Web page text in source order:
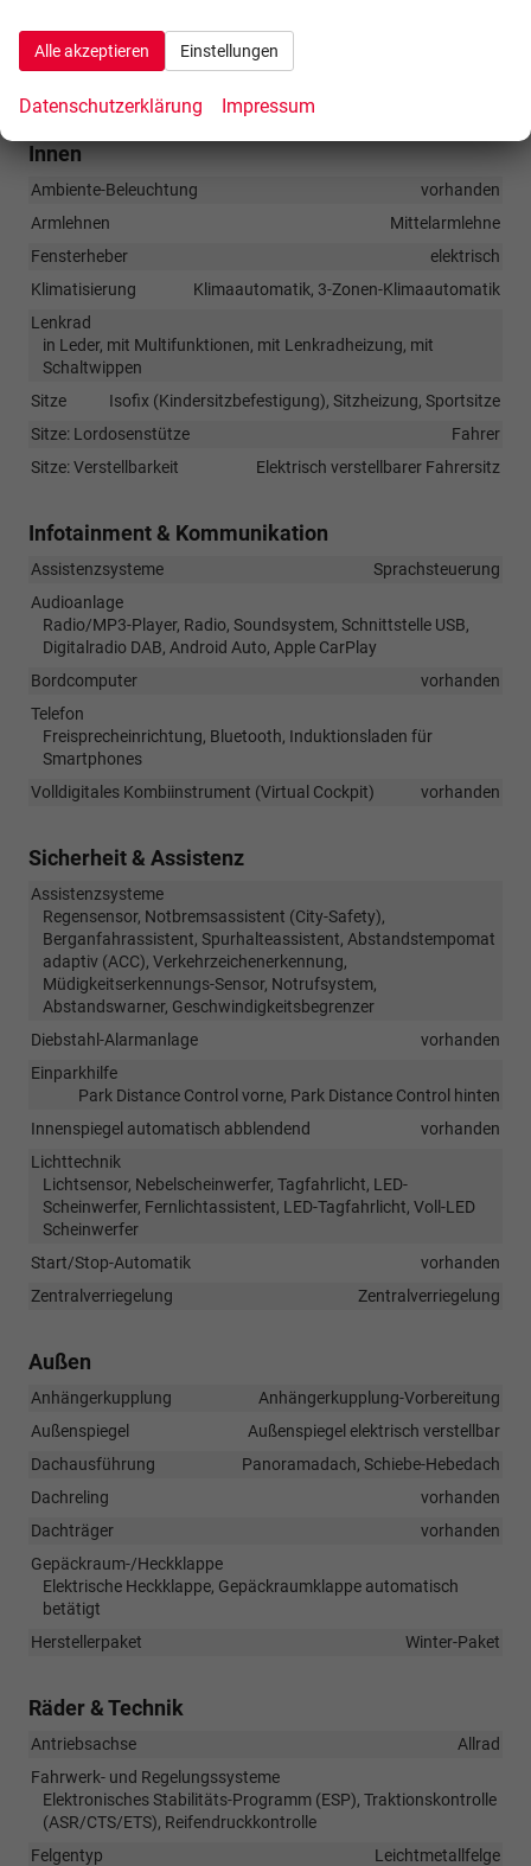
Umfeldbeobachtungssystem (Front assist) mit City-
Anlage
Innen
Ambiente-Beleuchtung
vorhanden
Armlehnen
Mittelarmlehne
Fensterheber
elektrisch
Klimatisierung
Klimaautomatik, 3-Zonen-Klimaautomatik
Lenkrad
in Leder, mit Multifunktionen, mit Lenkradheizung, mit
Schaltwippen
Sitze
Isofix (Kindersitzbefestigung), Sitzheizung, Sportsitze
Sitze: Lordosenstütze
Fahrer
Sitze: Verstellbarkeit
Elektrisch verstellbarer Fahrersitz
Infotainment & Kommunikation
Assistenzsysteme
Sprachsteuerung
Audioanlage
Radio/MP3-Player, Radio, Soundsystem, Schnittstelle USB,
Digitalradio DAB, Android Auto, Apple CarPlay
Bordcomputer
vorhanden
Telefon
Freisprecheinrichtung, Bluetooth, Induktionsladen für
Smartphones
Volldigitales Kombiinstrument (Virtual Cockpit)
vorhanden
Sicherheit & Assistenz
Assistenzsysteme
Regensensor, Notbremsassistent (City-Safety),
Berganfahrassistent, Spurhalteassistent, Abstandstempomat
adaptiv (ACC), Verkehrzeichenerkennung,
Müdigkeitserkennungs-Sensor, Notrufsystem,
Abstandswarner, Geschwindigkeitsbegrenzer
Diebstahl-Alarmanlage
vorhanden
Einparkhilfe
Park Distance Control vorne, Park Distance Control hinten
Innenspiegel automatisch abblendend
vorhanden
Lichttechnik
Lichtsensor, Nebelscheinwerfer, Tagfahrlicht, LED-
Scheinwerfer, Fernlichtassistent, LED-Tagfahrlicht, Voll-LED
Scheinwerfer
Start/Stop-Automatik
vorhanden
Zentralverriegelung
Zentralverriegelung
Außen
Anhängerkupplung
Anhängerkupplung-Vorbereitung
Außenspiegel
Außenspiegel elektrisch verstellbar
Dachausführung
Panoramadach, Schiebe-Hebedach
Dachreling
vorhanden
Dachträger
vorhanden
Gepäckraum-/Heckklappe
Elektrische Heckklappe, Gepäckraumklappe automatisch
betätigt
Herstellerpaket
Winter-Paket
Räder & Technik
Antriebsachse
Allrad
Fahrwerk- und Regelungssysteme
Elektronisches Stabilitäts-Programm (ESP), Traktionskontrolle
(ASR/CTS/ETS), Reifendruckkontrolle
Felgentyp
Leichtmetallfelge
Alle akzeptieren Einstellungen
Datenschutzerklärung Impressum